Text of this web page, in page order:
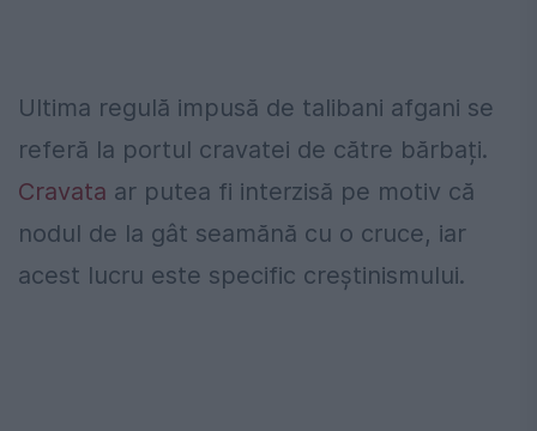
Ultima regulă impusă de talibani afgani se
referă la portul cravatei de către bărbați.
Cravata ar putea fi interzisă pe motiv că
nodul de la gât seamănă cu o cruce, iar
acest lucru este specific creștinismului.